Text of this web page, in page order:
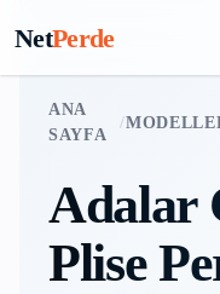
NetPerde
ANA
SAYFA
/
Adalar
Plise